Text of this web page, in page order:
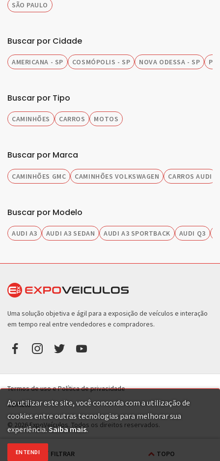
SÃO PAULO
Buscar por Cidade
AMERICANA - SP COSMÓPOLIS - SP NOVA ODESSA - SP
Buscar por Tipo
CAMINHÕES CARROS MOTOS
Buscar por Marca
CAMINHÕES GMC CAMINHÕES VOLKSWAGEN CARROS AUDI
Buscar por Modelo
AUDI A3 AUDI A3 SEDAN AUDI A3 SPORTBACK AUDI Q3
FILTRAR TOPO
Ao utilizar este site, você concorda com a utilização de
cookies entre outras tecnologias para melhorar sua
experiência.Saiba mais.
ENTENDI
Uma solução objetiva e ágil para a exposição de veículos e interação
em tempo real entre vendedores e compradores.
Termos de uso e Política de privacidade
Contato
© 2026 ExpoVeículos. Todos os direitos reservados.